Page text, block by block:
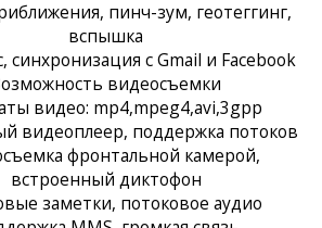
пинч-зум, геотеггинг,
вспышка
синхронизация с Gmail и Facebook
видеосъемки
видео: mp4,mpeg4,avi,3gpp
видеоплеер, поддержка потоков
фронтальной камерой,
встроенный диктофон
заметки, потоковое аудио